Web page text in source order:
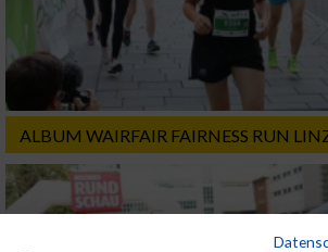
ALBUM WAIRFAIR FAIRNESS RUN